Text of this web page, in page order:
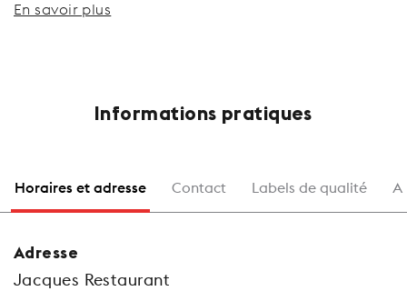
En savoir plus
Informations pratiques
Horaires et adresse Contact Labels de qualité A
Adresse
Jacques Restaurant